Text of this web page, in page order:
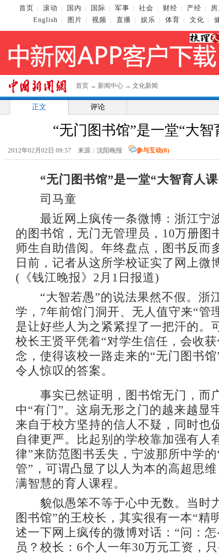
首页 滚动 国内 国际 军事 社会 财经 产经
English
图片 视频 直播 娱乐 体育 文化
首页 → 新闻中心 → 文化新闻
正文 评论
“无门图书馆”是一堂“大智
2012年02月02日 09:57 来源：沈阳晚报 参与互动(0)
“无门图书馆”是一堂“大智育人
司马童
最近网上疯传一条微博：浙江宁
的图书馆，无门无管理员，10万册图
师生自助借阅。年终盘点，图书反而
日前，记者从这所学校证实了网上微
(《钱江晚报》2月1日报道)
“大智若愚”的说法果然不假。浙
学，7年前馆门洞开、无人值守来“管
是让好些人为之紧紧捏了一把汗的。
校长王贤平凭着“对学生信任，会收
念，使得该校一路走来的“无门图书
令人惊叹的答案。
事实已然证明，图书馆无门，而
中“有门”。这扇无形之门的越来越显
来自于校方坚持的信人不疑，同时也
自律更严。比起别的学校靠加强有人
律”来防范图书丢失，宁波那所中学
管”，可谓凸显了以人为本的高超思
满智慧的育人课程。
貌似愚笨不等于心中无数。当时
图书馆”的王校长，其实很有一本“精
述一下网上疯传的微博对话：“问：
员？校长：6个人一年30万元工资，